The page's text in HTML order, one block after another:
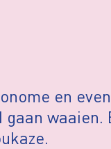
en
waaien.